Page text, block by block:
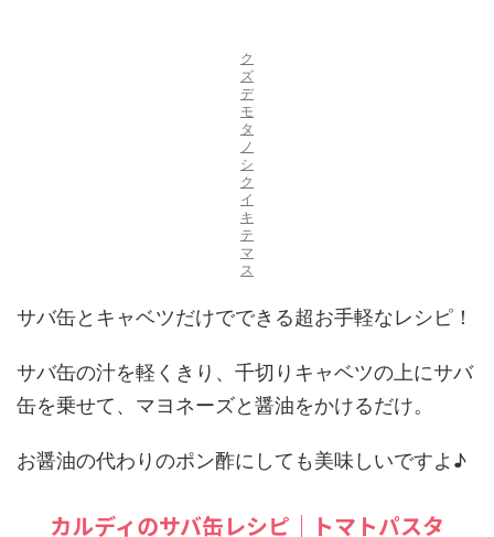
ク
ズ
デ
モ
タ
ノ
シ
ク
イ
キ
テ
マ
ス
サバ缶とキャベツだけでできる超お手軽なレシピ！
サバ缶の汁を軽くきり、千切りキャベツの上にサバ
缶を乗せて、マヨネーズと醤油をかけるだけ。
お醤油の代わりのポン酢にしても美味しいですよ♪
カルディのサバ缶レシピ｜トマトパスタ